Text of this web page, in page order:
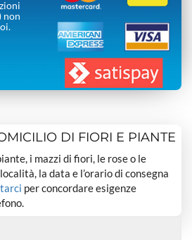
non
DI FIORI E PIANTE
i mazzi di fiori, le rose o le
la data e l’orario di consegna
per concordare esigenze